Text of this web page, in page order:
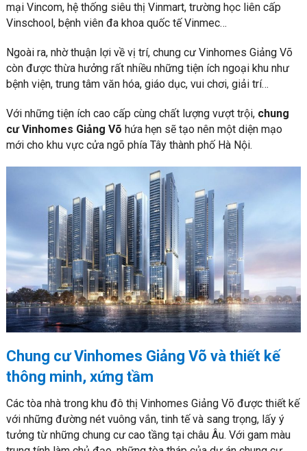
mại Vincom, hệ thống siêu thị Vinmart, trường học liên cấp
Vinschool, bệnh viên đa khoa quốc tế Vinmec…
Ngoài ra, nhờ thuận lợi về vị trí, chung cư Vinhomes Giảng Võ
còn được thừa hưởng rất nhiều những tiện ích ngoại khu như
bệnh viện, trung tâm văn hóa, giáo dục, vui chơi, giải trí…
Với những tiện ích cao cấp cùng chất lượng vượt trội, chung
cư Vinhomes Giảng Võ hứa hẹn sẽ tạo nên một diện mạo
mới cho khu vực cửa ngõ phía Tây thành phố Hà Nội.
Chung cư Vinhomes Giảng Võ và thiết kế
thông minh, xứng tầm
Các tòa nhà trong khu đô thị Vinhomes Giảng Võ được thiết kế
với những đường nét vuông vắn, tinh tế và sang trọng, lấy ý
tưởng từ những chung cư cao tầng tại châu Âu. Với gam màu